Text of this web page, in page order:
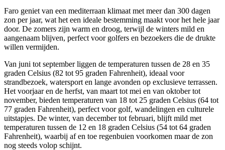
Faro geniet van een mediterraan klimaat met meer dan 300 dagen
zon per jaar, wat het een ideale bestemming maakt voor het hele jaar
door. De zomers zijn warm en droog, terwijl de winters mild en
aangenaam blijven, perfect voor golfers en bezoekers die de drukte
willen vermijden.
Van juni tot september liggen de temperaturen tussen de 28 en 35
graden Celsius (82 tot 95 graden Fahrenheit), ideaal voor
strandbezoek, watersport en lange avonden op exclusieve terrassen.
Het voorjaar en de herfst, van maart tot mei en van oktober tot
november, bieden temperaturen van 18 tot 25 graden Celsius (64 tot
77 graden Fahrenheit), perfect voor golf, wandelingen en culturele
uitstapjes. De winter, van december tot februari, blijft mild met
temperaturen tussen de 12 en 18 graden Celsius (54 tot 64 graden
Fahrenheit), waarbij af en toe regenbuien voorkomen maar de zon
nog steeds volop schijnt.